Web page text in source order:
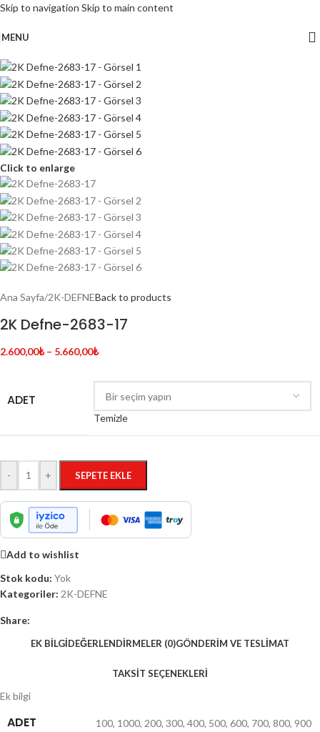
Skip to navigation Skip to main content
MENU
Click to enlarge
Ana Sayfa/2K-DEFNEBack to products
2K Defne-2683-17
2.600,00₺ – 5.660,00₺
ADET
Temizle
- + SEPETE EKLE
Add to wishlist
Stok kodu: Yok
Kategoriler: 2K-DEFNE
Share:
EK BILGIDEĞERLENDIRMELER (0)GÖNDERIM VE TESLIMAT
TAKSIT SEÇENEKLERI
Ek bilgi
ADET 100, 1000, 200, 300, 400, 500, 600, 700, 800, 900